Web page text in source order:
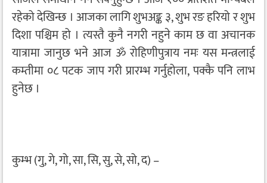
रहेको देखिन्छ । आजका लागि शुभअङ्क ३, शुभ रङ हरियो र शुभ
दिशा पश्चिम हो । त्यस्तै कुनै नगरी नहुने काम छ वा अचानक
यात्रामा जानुछ भने आज ॐ रोहिणीपुत्राय नमः यस मन्त्रलाई
कम्तीमा ०८ पटक जाप गरी प्रारम्भ गर्नुहोला, पक्कै पनि लाभ
हुनेछ ।
कुम्भ (गु, गे, गो, सा, सि, सु, से, सो, द) –